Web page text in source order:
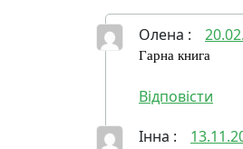
Олена :
Гарна книга
Відповісти
Інна :